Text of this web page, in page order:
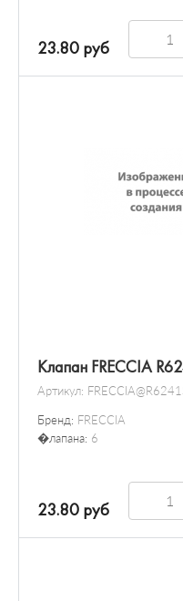
23.80 руб
Клапан FRECCIA
Артикул:
Бренд: FRECCIA
�лапана: 6
23.80 руб